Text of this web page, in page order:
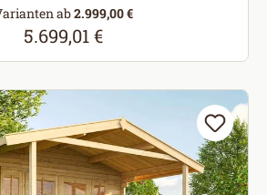
ab2.999,00 €
Regulärer Preis:
5.699,01 €